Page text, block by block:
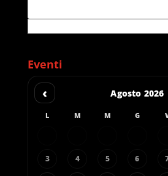
Eventi
‹ Agosto 2026
L M M G
3 4 5 6